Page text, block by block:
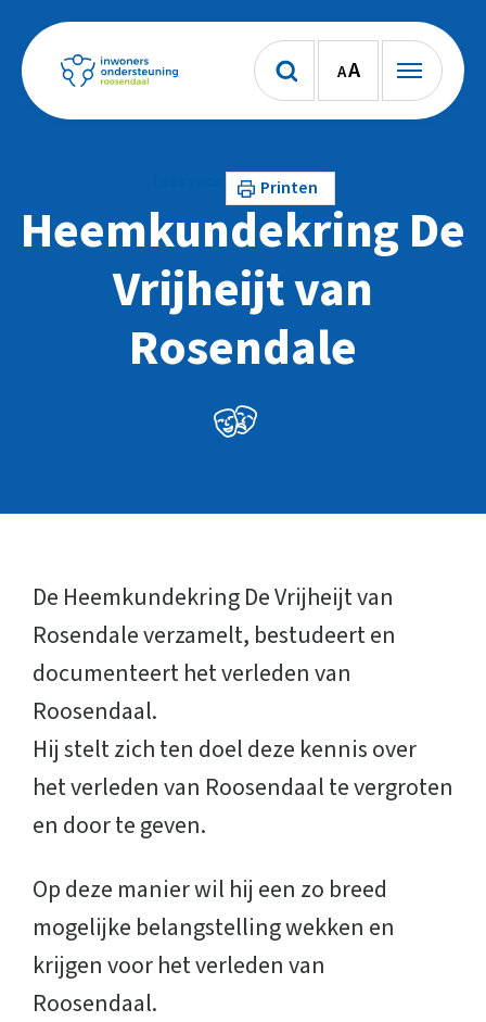
AA
Printen
Heemkundekring De
Vrijheijt van
Rosendale
De Heemkundekring De Vrijheijt van
Rosendale verzamelt, bestudeert en
documenteert het verleden van
Roosendaal.
Hij stelt zich ten doel deze kennis over
het verleden van Roosendaal te vergroten
en door te geven.
Op deze manier wil hij een zo breed
mogelijke belangstelling wekken en
krijgen voor het verleden van
Roosendaal.